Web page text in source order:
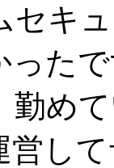
セキ
った
勤め
営し